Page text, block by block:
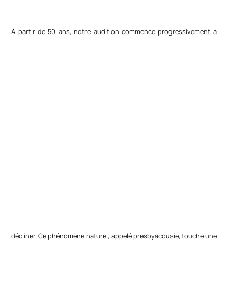
À partir de 50 ans, notre audition commence progressivement à
décliner. Ce phénomène naturel, appelé presbyacousie, touche une